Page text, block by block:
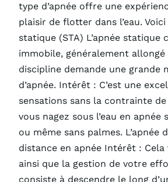
type d’apnée offre une
plaisir de flotter dans l’eau.
statique (STA) L’apnée
immobile, généralement
discipline demande une
d’apnée. Intérêt : C’est une
sensations sans la contrainte
vous nagez sous l’eau en
ou même sans palmes.
distance en apnée Intérêt :
ainsi que la gestion de votre
consiste à descendre le long
pour
débuter.